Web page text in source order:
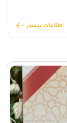
اطلاعات بیشتر